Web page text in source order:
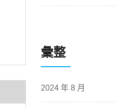
彙整
2024 年 8 月